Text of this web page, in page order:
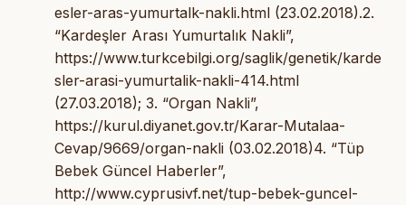
esler-aras-yumurtalk-nakli.html (23.02.2018).2.
“Kardeşler Arası Yumurtalık Nakli”,
https://www.turkcebilgi.org/saglik/genetik/karde
sler-arasi-yumurtalik-nakli-414.html
(27.03.2018); 3. “Organ Nakli”,
https://kurul.diyanet.gov.tr/Karar-Mutalaa-
Cevap/9669/organ-nakli (03.02.2018)4. “Tüp
Bebek Güncel Haberler”,
http://www.cyprusivf.net/tup-bebek-guncel-